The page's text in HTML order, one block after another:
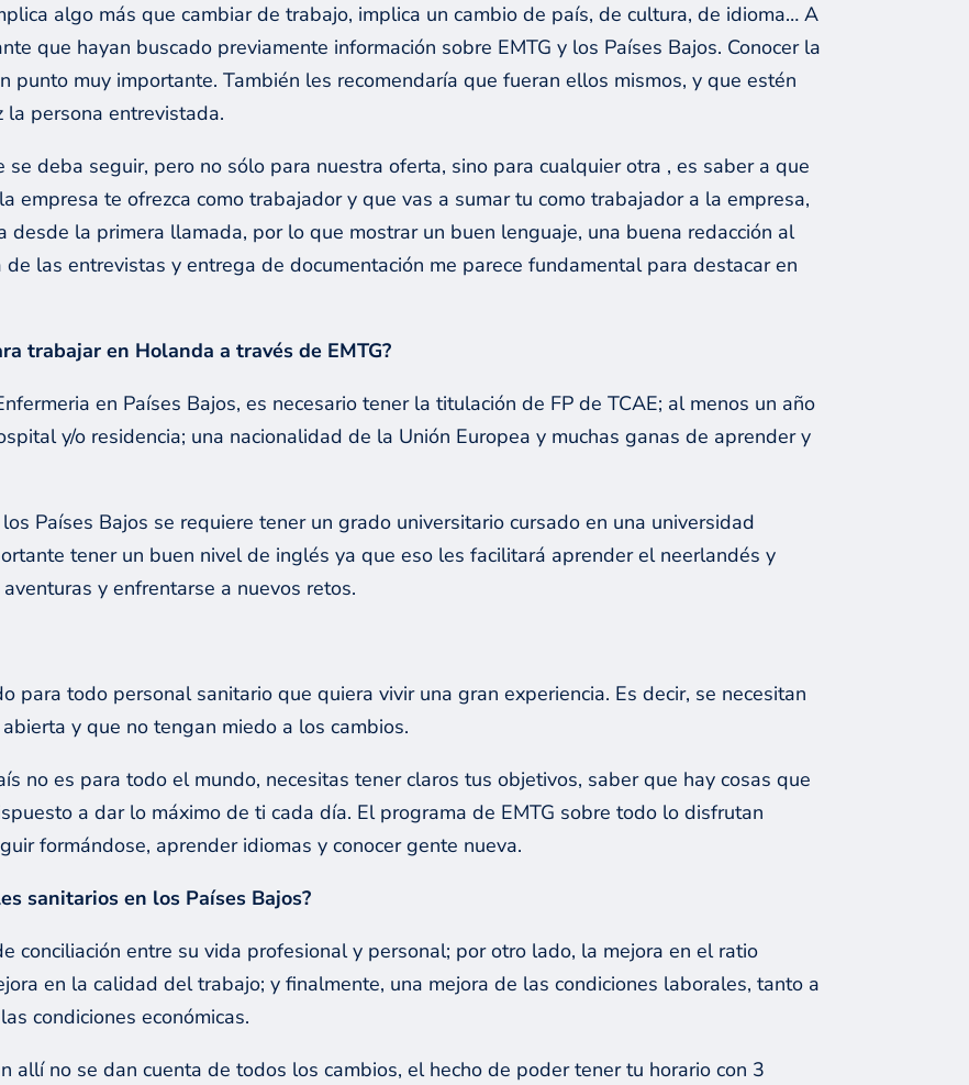
algo más que cambiar de trabajo, implica un cambio de país, de cultura, de idioma… A
que hayan buscado previamente información sobre EMTG y los Países Bajos. Conocer la
punto muy importante. También les recomendaría que fueran ellos mismos, y que estén
persona entrevistada.
se deba seguir, pero no sólo para nuestra oferta, sino para cualquier otra , es saber a que
empresa te ofrezca como trabajador y que vas a sumar tu como trabajador a la empresa,
desde la primera llamada, por lo que mostrar un buen lenguaje, una buena redacción al
las entrevistas y entrega de documentación me parece fundamental para destacar en
trabajar en Holanda a través de EMTG?
en Países Bajos, es necesario tener la titulación de FP de TCAE; al menos un año
y/o residencia; una nacionalidad de la Unión Europea y muchas ganas de aprender y
Países Bajos se requiere tener un grado universitario cursado en una universidad
tener un buen nivel de inglés ya que eso les facilitará aprender el neerlandés y
y enfrentarse a nuevos retos.
para todo personal sanitario que quiera vivir una gran experiencia. Es decir, se necesitan
y que no tengan miedo a los cambios.
no es para todo el mundo, necesitas tener claros tus objetivos, saber que hay cosas que
a dar lo máximo de ti cada día. El programa de EMTG sobre todo lo disfrutan
formándose, aprender idiomas y conocer gente nueva.
sanitarios en los Países Bajos?
conciliación entre su vida profesional y personal; por otro lado, la mejora en el ratio
en la calidad del trabajo; y finalmente, una mejora de las condiciones laborales, tanto a
condiciones económicas.
allí no se dan cuenta de todos los cambios, el hecho de poder tener tu horario con 3